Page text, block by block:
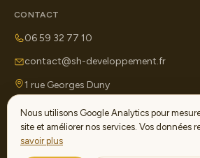
CONTACT
06 59 32 77 10
contact@sh-developpement.fr
1 rue Georges Duny
71100 Chalon-sur-Saône
Nous utilisons Google Analytics pour
site et améliorer nos services. Vos données
savoir plus